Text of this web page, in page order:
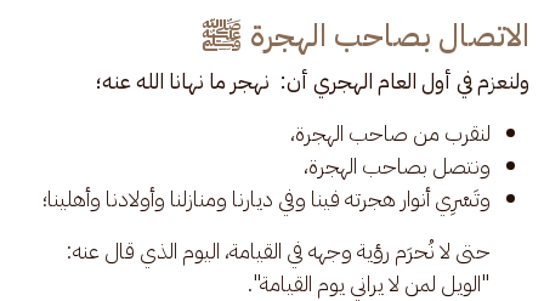
الاتصال بصاحب الهجرة ﷺ
ولنعزم في أول العام الهجري أن:  نهجر ما نهانا الله عنه؛
لنقرب من صاحب الهجرة،
ونتصل بصاحب الهجرة،
وتَسْرِي أنوار هجرته فينا وفي ديارنا ومنازلنا وأولادنا وأهلينا؛
حتى لا نُحرَم رؤية وجهه في القيامة، اليوم الذي قال عنه:
"الويل لمن لا يراني يوم القيامة".